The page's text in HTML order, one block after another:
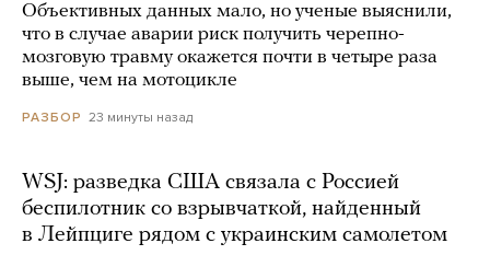
Объективных данных мало, но ученые выяснили,
что в случае аварии риск получить черепно-
мозговую травму окажется почти в четыре раза
выше, чем на мотоцикле
РАЗБОР 23 минуты назад
WSJ: разведка США связала с Россией
беспилотник со взрывчаткой, найденный
в Лейпциге рядом с украинским самолетом